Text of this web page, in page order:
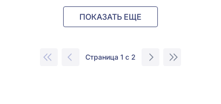
ПОКАЗАТЬ ЕЩЕ
Страница 1 с 2